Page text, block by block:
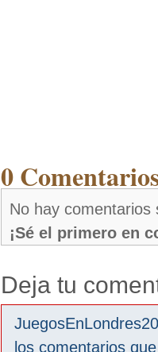
0
No hay comentarios
¡Sé el primero en
Deja tu
los comentarios